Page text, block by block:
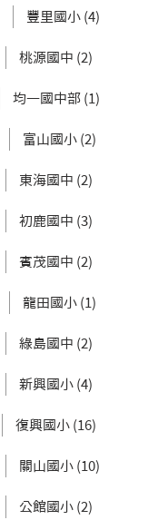
豐里國小 (4)
桃源國中 (2)
均一國中部 (1)
富山國小 (2)
東海國中 (2)
初鹿國中 (3)
賓茂國中 (2)
龍田國小 (1)
綠島國中 (2)
新興國小 (4)
復興國小 (16)
關山國小 (10)
公館國小 (2)